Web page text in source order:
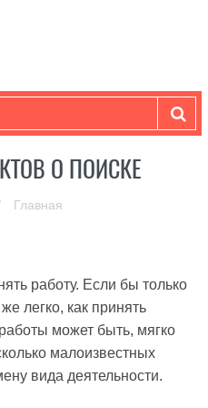
О ПОИСКЕ
Главная
работу. Если бы только
легко, как принять
может быть, мягко
малоизвестных
вида деятельности.